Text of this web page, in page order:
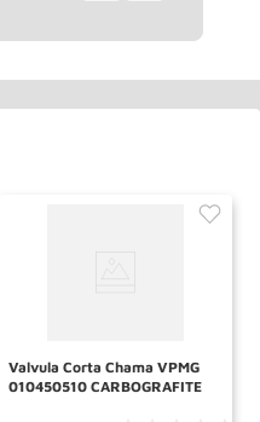
Valvula Corta Chama VPMG
010450510 CARBOGRAFITE